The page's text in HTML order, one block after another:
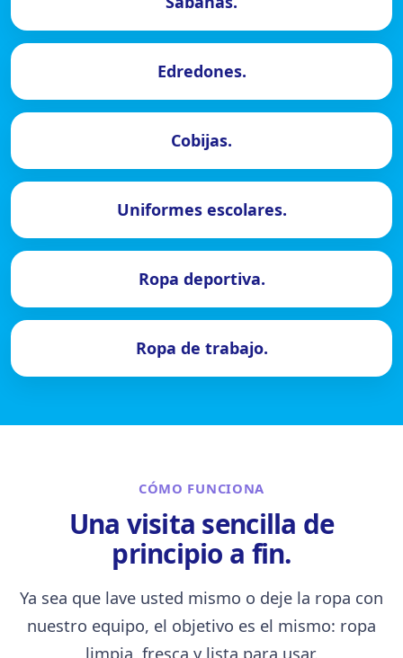
Edredones.
Cobijas.
Uniformes escolares.
Ropa deportiva.
Ropa de trabajo.
CÓMO FUNCIONA
Una visita sencilla de
principio a fin.
Ya sea que lave usted mismo o deje la ropa con
nuestro equipo, el objetivo es el mismo: ropa
limpia, fresca y lista para usar.